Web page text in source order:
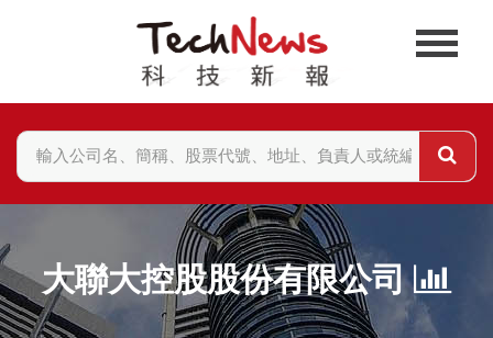
大聯大控股股份有限公司